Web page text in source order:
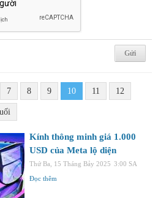
7 8 9 10 11 12
Kính thông minh giá 1.000
USD của Meta lộ diện
Thứ Ba, 15 Tháng Bảy 2025 3:00 SA
Đọc thêm